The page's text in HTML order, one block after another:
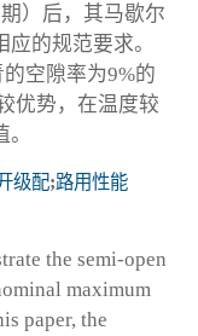
）后，其马歇尔
的规范要求。
的空隙率为9%的
优势，在温度较
级配;路用性能
the semi-open
maximum
paper, the